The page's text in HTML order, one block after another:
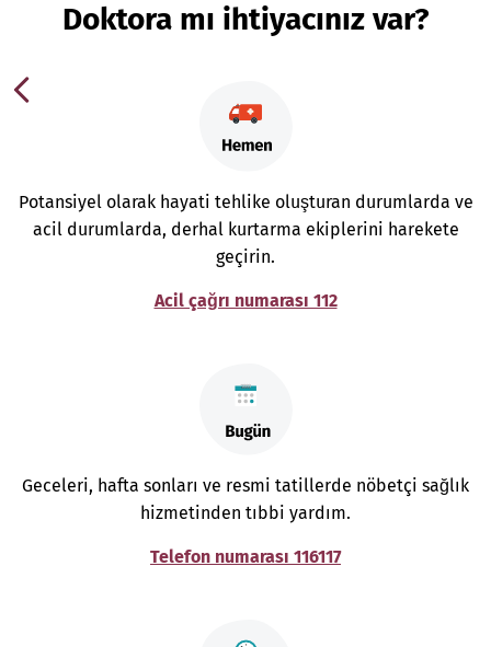
Doktora mı ihtiyacınız var?
Potansiyel olarak hayati tehlike oluşturan durumlarda ve
acil durumlarda, derhal kurtarma ekiplerini harekete
geçirin.
Acil çağrı numarası 112
Geceleri, hafta sonları ve resmi tatillerde nöbetçi sağlık
hizmetinden tıbbi yardım.
Telefon numarası 116117